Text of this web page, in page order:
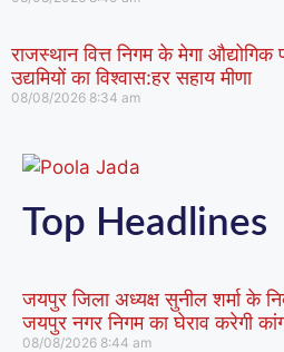
राजस्थान वित्त निगम के मेगा औद्योगिक
उद्यमियों का विश्वास:हर सहाय मीणा
08/08/2026 8:34 am
Top Headlines
जयपुर जिला अध्यक्ष सुनील शर्मा के
जयपुर नगर निगम का घेराव करेगी
08/08/2026 8:44 am